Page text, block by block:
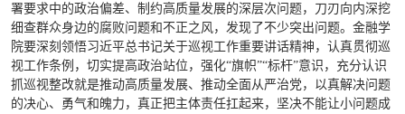
署要求中的政治偏差、制约高质量发展的深层次问题，刀刃向内深挖
细查群众身边的腐败问题和不正之风，发现了不少突出问题。金融学
院要深刻领悟习近平总书记关于巡视工作重要讲话精神，认真贯彻巡
视工作条例，切实提高政治站位，强化“旗帜”“标杆”意识，充分认识
抓巡视整改就是推动高质量发展、推动全面从严治党，以真解决问题
的决心、勇气和魄力，真正把主体责任扛起来，坚决不能让小问题成